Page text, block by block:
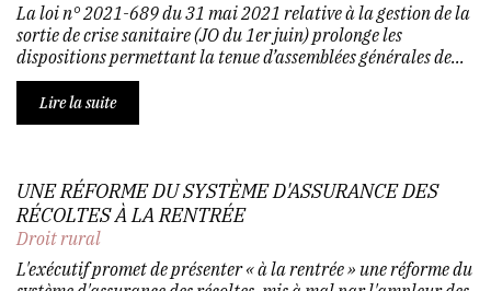
La loi n° 2021-689 du 31 mai 2021 relative à la gestion de la
sortie de crise sanitaire (JO du 1er juin) prolonge les
dispositions permettant la tenue d’assemblées générales de...
Lire la suite
UNE RÉFORME DU SYSTÈME D'ASSURANCE DES
RÉCOLTES À LA RENTRÉE
Droit rural
L'exécutif promet de présenter « à la rentrée » une réforme du